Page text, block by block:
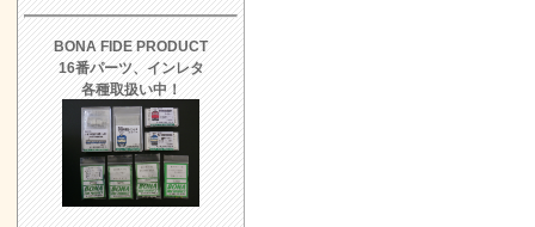
BONA FIDE PRODUCT
16番パーツ、インレタ
各種取扱い中！